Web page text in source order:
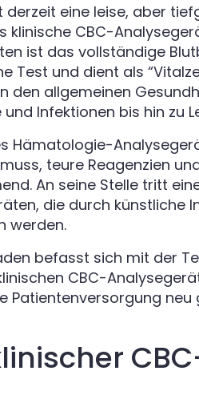
derzeit eine leise, aber
klinische CBC-
ist das vollständige
Test und dient als
den allgemeinen
Infektionen bis hin zu
Hämatologie-
teure Reagenzien
An seine Stelle tritt
die durch künstliche
werden.
befasst sich mit der
CBC-
Patientenversorgung neu